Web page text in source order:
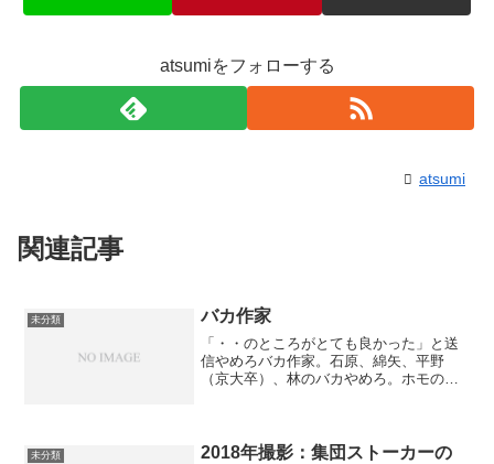
atsumiをフォローする
atsumi
関連記事
未分類 バカ作家
「・・のところがとても良かった」と送
信やめろバカ作家。石原、綿矢、平野
（京大卒）、林のバカやめろ。ホモの三
作家を徹底的にバカにしてい...
未分類
2018年撮影：集団ストーカーの